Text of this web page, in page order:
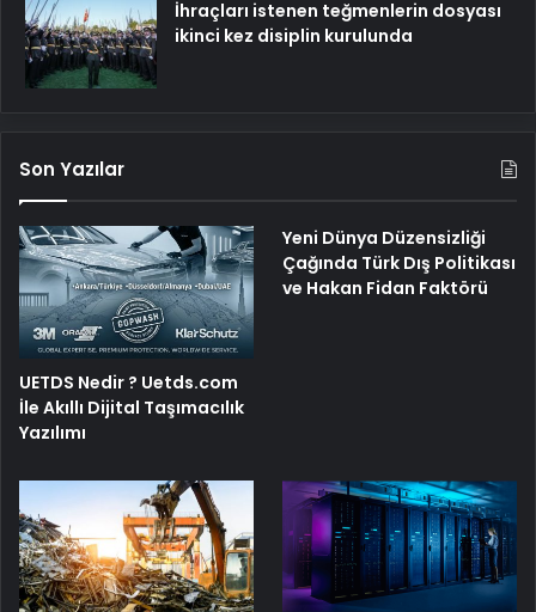
İhraçları istenen teğmenlerin dosyası
ikinci kez disiplin kurulunda
Son Yazılar
UETDS Nedir ? Uetds.com
İle Akıllı Dijital Taşımacılık
Yazılımı
Yeni Dünya Düzensizliği
Çağında Türk Dış Politikası
ve Hakan Fidan Faktörü